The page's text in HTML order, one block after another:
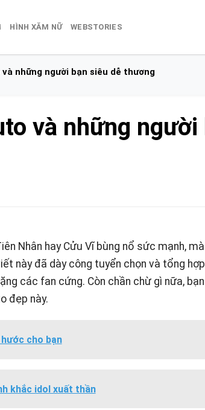
HÌNH XĂM NỮ WEBSTORIES
những người bạn siêu dễ thương
và những người
Nhân hay Cửu Vĩ bùng nổ sức mạnh,
này đã dày công tuyển chọn và tổng
các fan cứng. Còn chần chừ gì nữa,
đẹp này.
cho bạn
khắc idol xuất thần